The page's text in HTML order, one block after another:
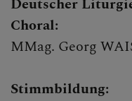
Deutscher
Choral:
MMag. Georg
Stimmbildung: